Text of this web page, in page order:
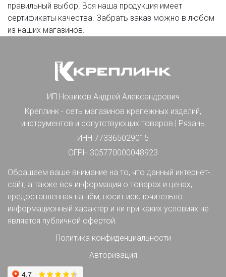
правильный выбор. Вся наша продукция имеет
сертификаты качества. Забрать заказ можно в любом
из наших магазинов.
ИП Новиков Андрей Александрович
Креплинк - сеть магазинов крепежных изделий,
инструментов и сопутствующих товаров | Рязань
ИНН 773365029015
ОГРН 305770000048923
Обращаем ваше внимание на то, что данный интернет-
сайт, а также вся информация о товарах и ценах,
предоставленная на нём, носит исключительно
информационный характер и ни при каких условиях не
является публичной офертой.
Политика конфиденциальности
Авторизация